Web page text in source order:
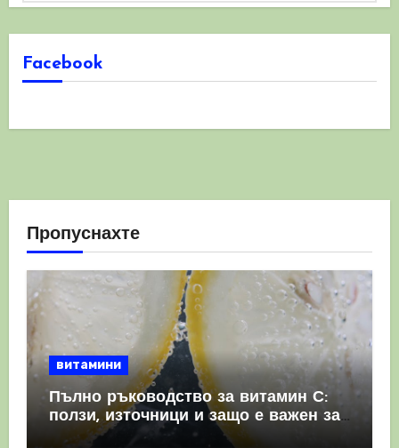
Facebook
Пропуснахте
витамини
Пълно ръководство за витамин С:
ползи, източници и защо е важен за
имунната система